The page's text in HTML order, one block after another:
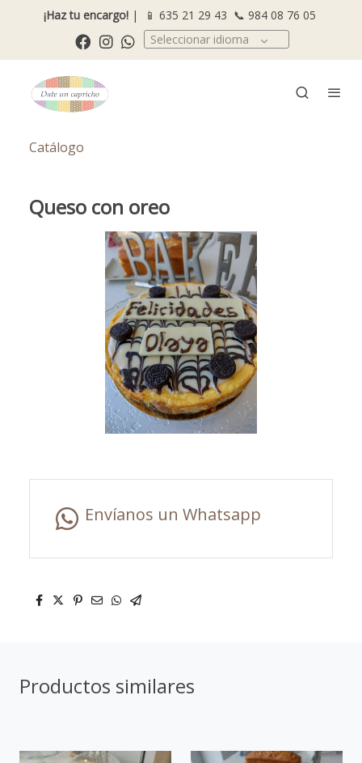
¡Haz tu encargo!| 📱 635 21 29 43 📞 984 08 76 05
Seleccionar idioma
Catálogo
Queso con oreo
Envíanos un Whatsapp
Productos similares